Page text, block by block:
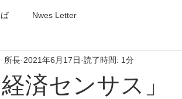
Nwes Letter
経済センサス」
所長 2021年6月17日 読了時間: 1分